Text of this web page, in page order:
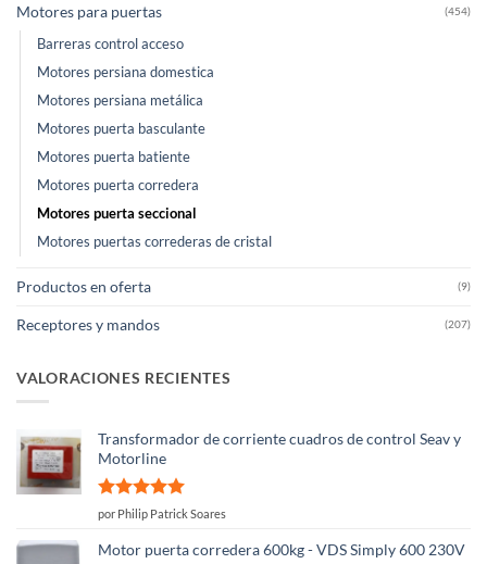
Motores para puertas (454)
Barreras control acceso
Motores persiana domestica
Motores persiana metálica
Motores puerta basculante
Motores puerta batiente
Motores puerta corredera
Motores puerta seccional
Motores puertas correderas de cristal
Productos en oferta (9)
Receptores y mandos (207)
VALORACIONES RECIENTES
Transformador de corriente cuadros de control Seav y
Motorline
Valorado
por Philip Patrick Soares
Motor puerta corredera 600kg - VDS Simply 600 230V